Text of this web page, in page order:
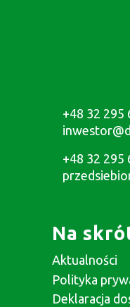
+48 32 295
+48 32 295
Na
Aktualności
Polityka
Deklaracja